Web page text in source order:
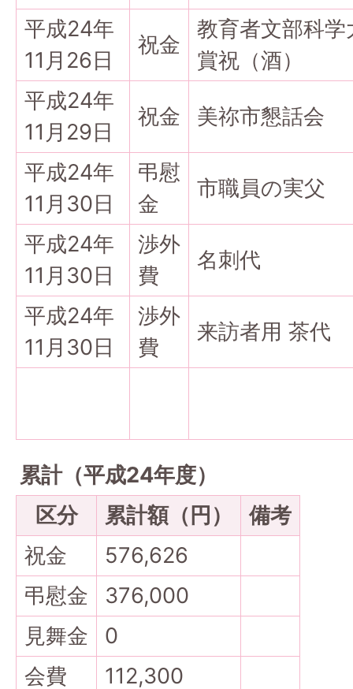
平成24年
11月26日
祝金
教育者文部科
賞祝（酒）
平成24年
11月29日
祝金 美祢市懇話会
平成24年
11月30日
弔慰
金
市職員の実父
平成24年
11月30日
渉外
費
名刺代
平成24年
11月30日
渉外
費
来訪者用 茶代
累計（平成24年度）
区分
累計額（円）
備考
祝金
576,626
弔慰金
376,000
見舞金
0
会費
112,300